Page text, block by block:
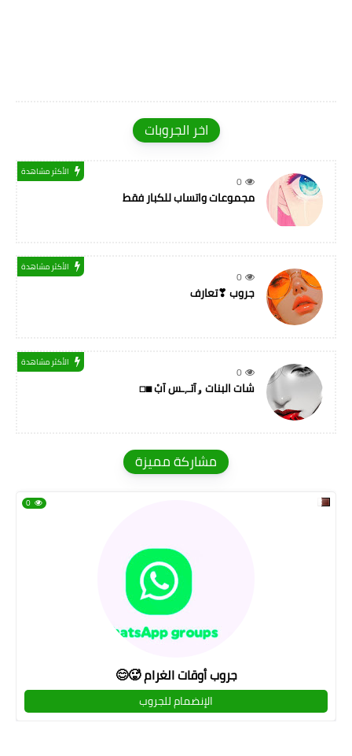
اخر الجروبات
0
الأكثر مشاهدة
مجموعات واتساب للكبار فقط
0
الأكثر مشاهدة
جروب ❣تعارف
0
الأكثر مشاهدة
شات البنات ۅآتـ,ـس آبْ ◼◻
مشاركة مميزة
جروب أوقات الغرام 🥵😊
0
الإنضمام للجروب